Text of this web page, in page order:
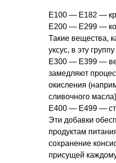
Е100 — Е182 —
Е200 — Е299 —
Такие вещества,
уксус, в эту
Е300 — Е399 —
замедляют
окисления
сливочного
Е400 — Е499 —
Эти добавки
продуктам
сохранение
присущей